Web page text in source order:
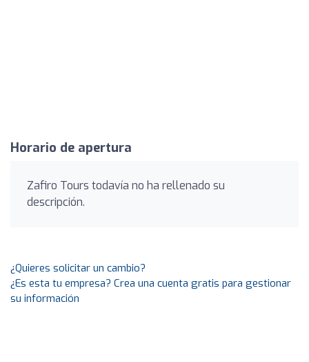
Horario de apertura
Zafiro Tours todavía no ha rellenado su
descripción.
¿Quieres solicitar un cambio?
¿Es esta tu empresa? Crea una cuenta gratis para gestionar
su información